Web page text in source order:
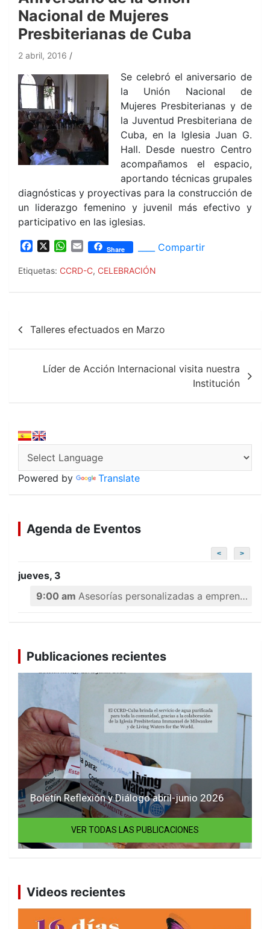
Nacional de Mujeres
Presbiterianas de Cuba
2 abril, 2016
Se celebró el aniversario de
la Unión Nacional de
Mujeres Presbiterianas y de
la Juventud Presbiteriana de
Cuba, en la Iglesia Juan G.
Hall. Desde nuestro Centro
acompañamos el espacio,
aportando técnicas grupales
diagnósticas y proyectivas para la construcción de
un liderazgo femenino y juvenil más efectivo y
participativo en las iglesias.
c
b
k
W
a
s
p
E
a
l
Share ____ Compartir
Etiquetas: CCRD-C, CELEBRACIÓN
Navegación
de
entradas
Talleres efectuados en Marzo
Líder de Acción Internacional visita nuestra
Institución
Powered by Translate
Agenda de Eventos
< >
jueves, 3
9:00 am Asesorías personalizadas a emprendedores
Publicaciones recientes
Boletín Reflexión y Diálogo abril-junio 2026
VER TODAS LAS PUBLICACIONES
Videos recientes